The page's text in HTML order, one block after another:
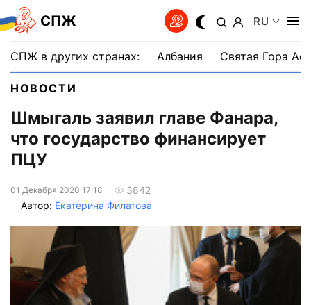
СПЖ RU
СПЖ в других странах: Албания Святая Гора
НОВОСТИ
Шмыгаль заявил главе Фанара,
что государство финансирует
ПЦУ
01 Декабря 2020 17:18
3842
Автор: Екатерина Филатова